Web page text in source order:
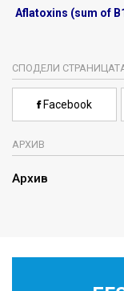
Aflatoxins (sum of
СПОДЕЛИ
Facebook
АРХИВ
Архив